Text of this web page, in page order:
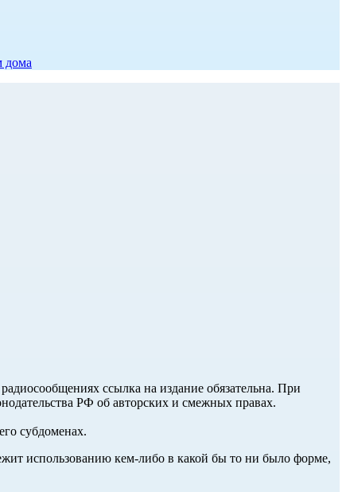
дома
ссылка на издание обязательна. При
РФ об авторских и смежных правах.
субдоменах.
использованию кем-либо в какой бы то ни было форме,